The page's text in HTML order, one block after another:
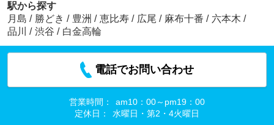
駅から探す
月島 / 勝どき / 豊洲 / 恵比寿 / 広尾 / 麻布十番 / 六本木 /
品川
/ 渋谷 / 白金高輪
電話でお問い合わせ
営業時間：
am10：00～pm19：00
定休日：
水曜日・第2・4火曜日